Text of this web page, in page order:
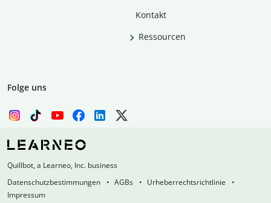
Kontakt
Ressourcen
Folge uns
Quillbot, a Learneo, Inc. business
Datenschutzbestimmungen
AGBs
Urheberrechtsrichtlinie
Impressum